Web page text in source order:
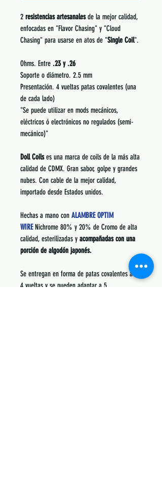
2 resistencias artesanalesde la mejor calidad,
enfocadas en "Flavor Chasing" y "Cloud
Chasing" para usarse en atos de "Single Coil".
Ohms. Entre .23 y .26
Soporte o diámetro. 2.5 mm
Presentación. 4 vueltas patas covalentes (una
de cada lado)
"Se puede utilizar en mods mecánicos,
eléctricos ó electrónicos no regulados (semi-
mecánico)"
Doll Coilses una marca de coils de la más alta
calidad de CDMX. Gran sabor, golpe y grandes
nubes. Con cable de la mejor calidad,
importado desde Estados unidos.
Hechas a mano con ALAMBRE OPTIM
WIRENichrome 80% y 20% de Cromo de alta
calidad, esterilizadas y acompañadas con una
porción de algodón japonés.
Se entregan en forma de patas covalentes a
4 vueltas y se pueden adaptar a 5.